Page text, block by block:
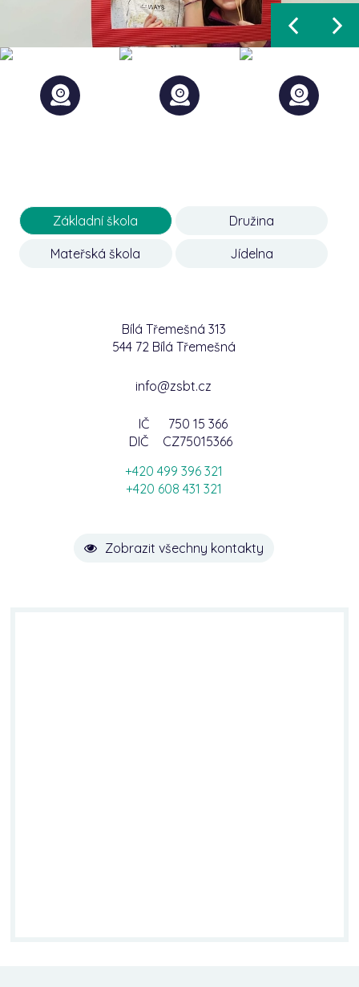
Základní škola Družina
Mateřská škola Jídelna
Bílá Třemešná 313
544 72 Bílá Třemešná
info@zsbt.cz
IČ
750 15 366
DIČ
CZ75015366
+420 499 396 321
+420 608 431 321
Zobrazit všechny kontakty